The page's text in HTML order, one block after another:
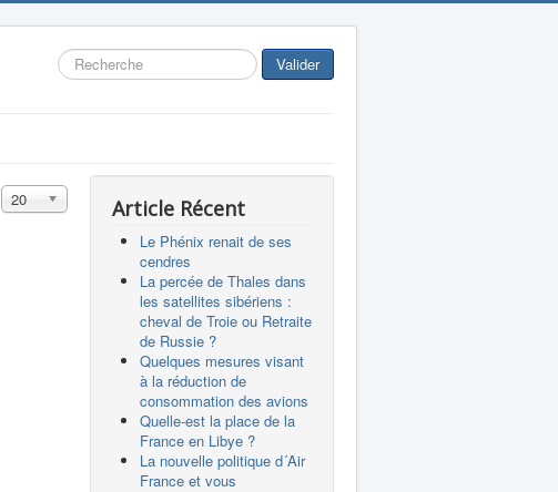
Rechercher Valider
Affichage #
20
Article Récent
Le Phénix renait de ses
cendres
La percée de Thales dans
les satellites sibériens :
cheval de Troie ou Retraite
de Russie ?
Quelques mesures visant
à la réduction de
consommation des avions
Quelle-est la place de la
France en Libye ?
La nouvelle politique d´Air
France et vous